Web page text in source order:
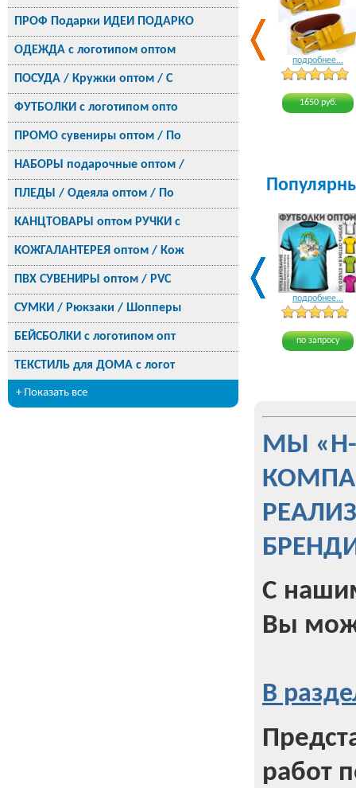
ПРОФ Подарки ИДЕИ ПОДАРКО
ОДЕЖДА с логотипом оптом
ПОСУДА / Кружки оптом / С
ФУТБОЛКИ с логотипом опто
ПРОМО сувениры оптом / По
НАБОРЫ подарочные оптом /
ПЛЕДЫ / Одеяла оптом / По
КАНЦТОВАРЫ оптом РУЧКИ с
КОЖГАЛАНТЕРЕЯ оптом / Кож
ПВХ СУВЕНИРЫ оптом / PVC
СУМКИ / Рюкзаки / Шопперы
БЕЙСБОЛКИ с логотипом опт
ТЕКСТИЛЬ для ДОМА с логот
+ Показать все
подробнее...
1650 руб.
подробнее...
по запросу
МЫ
С
Вы
В
работ